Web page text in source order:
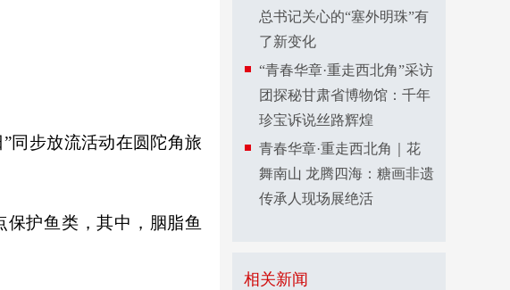
同步放流活动在圆陀角旅
护鱼类，其中，胭脂鱼
总书记关心的“塞外明珠”有
了新变化
“青春华章·重走西北角”采访
团探秘甘肃省博物馆：千年
珍宝诉说丝路辉煌
青春华章·重走西北角｜花
舞南山 龙腾四海：糖画非遗
传承人现场展绝活
相关新闻